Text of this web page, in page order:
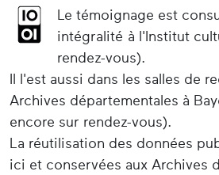
Le témoignage est
intégralité à l'Institut
rendez-vous).
Il l'est aussi dans les salles de
Archives départementales à
encore sur rendez-vous).
La réutilisation des données
ici et conservées aux Archives